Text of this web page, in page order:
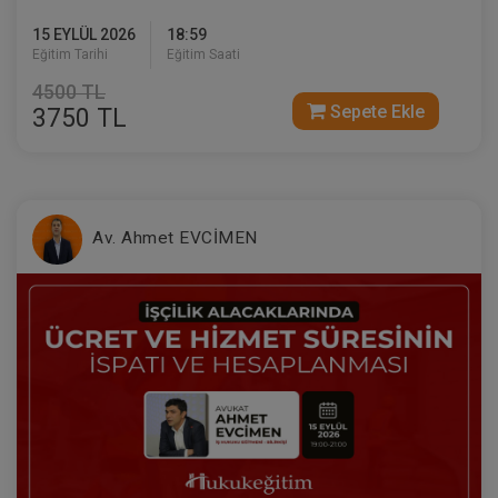
360 TL
Tüketici Hukuku Enstitüsü
15 EYLÜL 2026
Eğitim Tarihi
18:59
Eğitim Saati
4500 TL
3750 TL Sepete Ekle
Av. Ahmet EVCİMEN